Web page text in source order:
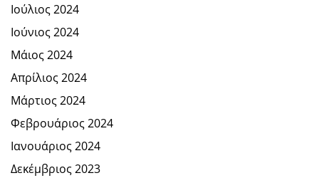
Ιούλιος 2024
Ιούνιος 2024
Μάιος 2024
Απρίλιος 2024
Μάρτιος 2024
Φεβρουάριος 2024
Ιανουάριος 2024
Δεκέμβριος 2023